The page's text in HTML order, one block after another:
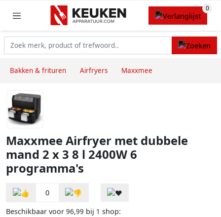
Bakken & frituren Airfryers Maxxmee
Maxxmee Airfryer met dubbele
mand 2 x 3 8 l 2400W 6
programma's
0
Beschikbaar voor 96,99 bij 1 shop: